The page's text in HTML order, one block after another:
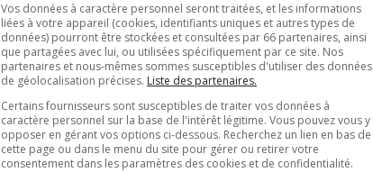
Vos données à caractère personnel seront traitées, et les informations
liées à votre appareil (cookies, identifiants uniques et autres types de
données) pourront être stockées et consultées par 66 partenaires, ainsi
que partagées avec lui, ou utilisées spécifiquement par ce site. Nos
partenaires et nous-mêmes sommes susceptibles d'utiliser des données
de géolocalisation précises. Liste des partenaires.
Certains fournisseurs sont susceptibles de traiter vos données à
caractère personnel sur la base de l'intérêt légitime. Vous pouvez vous y
opposer en gérant vos options ci-dessous. Recherchez un lien en bas de
cette page ou dans le menu du site pour gérer ou retirer votre
consentement dans les paramètres des cookies et de confidentialité.